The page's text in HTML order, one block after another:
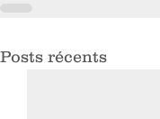
Posts récents